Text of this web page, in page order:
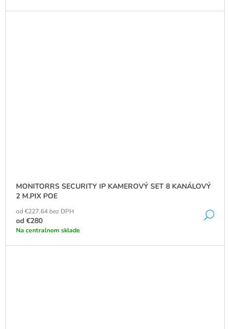
MONITORRS SECURITY IP KAMEROVÝ SET 8 KANÁLOVÝ
2 M.PIX POE
od €227,64 bez DPH
od €280
Na centralnom sklade